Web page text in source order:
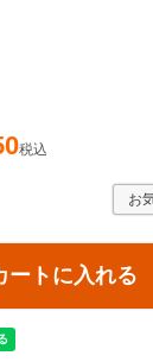
税込
お
ートに入れる